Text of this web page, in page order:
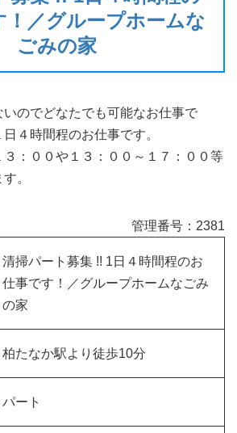
！／グループホームな
ごみの家
のでどなたでも可能なお仕事で
４時間程のお仕事です。
：００や１３：００～１７：００等
。
管理番号：2381
清掃パート募集 !! 1日４時間程のお
仕事です！／グループホームなごみ
の家
柏たなか駅より徒歩10分
パート